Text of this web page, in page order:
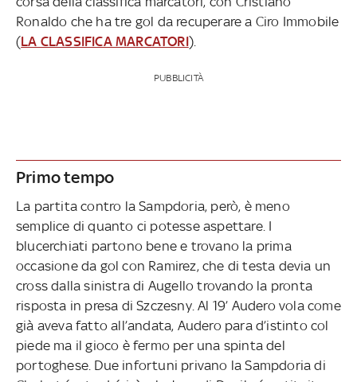
Ronaldo che ha tre gol da recuperare a Ciro Immobile
(LA CLASSIFICA MARCATORI).
PUBBLICITÀ
Primo tempo
La partita contro la Sampdoria, però, è meno
semplice di quanto ci potesse aspettare. I
blucerchiati partono bene e trovano la prima
occasione da gol con Ramirez, che di testa devia un
cross dalla sinistra di Augello trovando la pronta
risposta in presa di Szczesny. Al 19’ Audero vola come
già aveva fatto all’andata, Audero para d’istinto col
piede ma il gioco è fermo per una spinta del
portoghese. Due infortuni privano la Sampdoria di